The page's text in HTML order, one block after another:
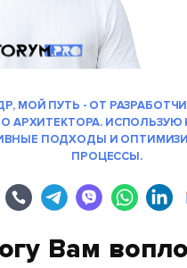
Вам
МОЙ ПУТЬ - ОТ
АРХИТЕКТОРА. ИСПОЛЬЗУЮ
ПОДХОДЫ И
ПРОЦЕССЫ.